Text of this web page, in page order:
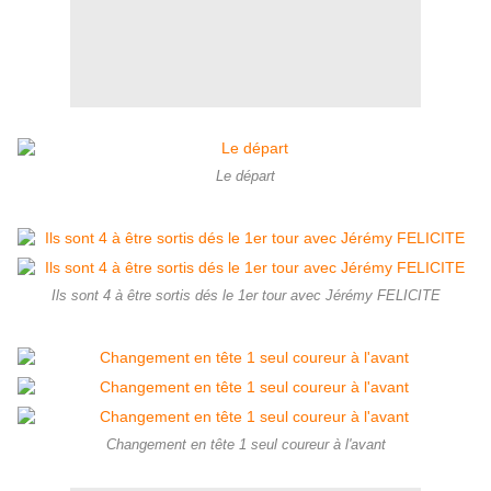
Le départ
Ils sont 4 à être sortis dés le 1er tour avec Jérémy FELICITE
Changement en tête 1 seul coureur à l'avant